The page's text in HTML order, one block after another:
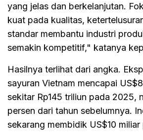
yang jelas dan berkelanjutan.
kuat pada kualitas,
standar membantu industri
semakin kompetitif," katanya
Hasilnya terlihat dari angka.
sayuran Vietnam mencapai
sekitar Rp145 triliun pada 2025,
persen dari tahun sebelumnya.
sekarang membidik US$10